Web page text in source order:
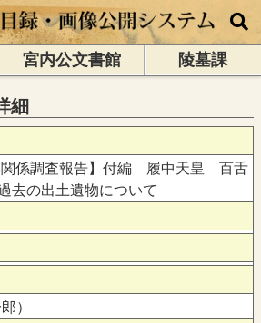
宮内公文書館 陵墓課
細
係調査報告】付編 履中天皇 百舌
去の出土遺物について
）